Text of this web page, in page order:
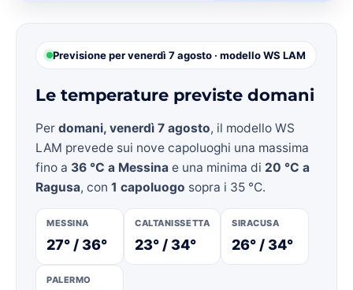
Previsione per venerdì 7 agosto · modello WS LAM
Le temperature previste domani
Per domani, venerdì 7 agosto, il modello WS
LAM prevede sui nove capoluoghi una massima
fino a 36 °C a Messina e una minima di 20 °C a
Ragusa, con 1 capoluogo sopra i 35 °C.
MESSINA
27° / 36°
CALTANISSETTA
23° / 34°
SIRACUSA
26° / 34°
PALERMO